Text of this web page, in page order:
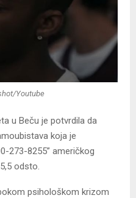
Youtube
u Beču je potvrdila da
koja je
273-8255” američkog
odsto.
psihološkom krizom